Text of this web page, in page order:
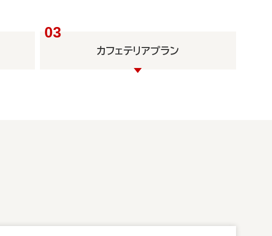
カフェテリアプラン